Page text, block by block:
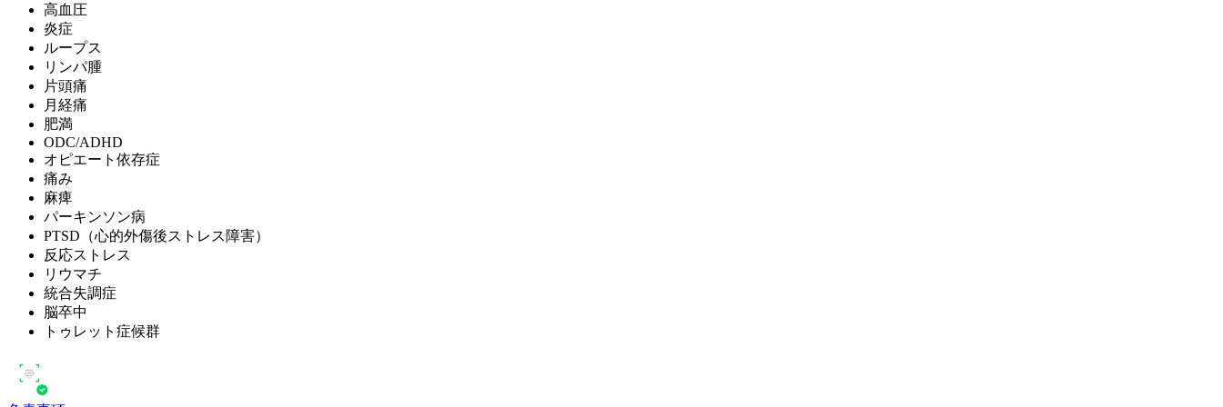
高血圧
炎症
ループス
リンパ腫
片頭痛
月経痛
肥満
ODC/ADHD
オピエート依存症
痛み
麻痺
パーキンソン病
PTSD（心的外傷後ストレス障害）
反応ストレス
リウマチ
統合失調症
脳卒中
トゥレット症候群